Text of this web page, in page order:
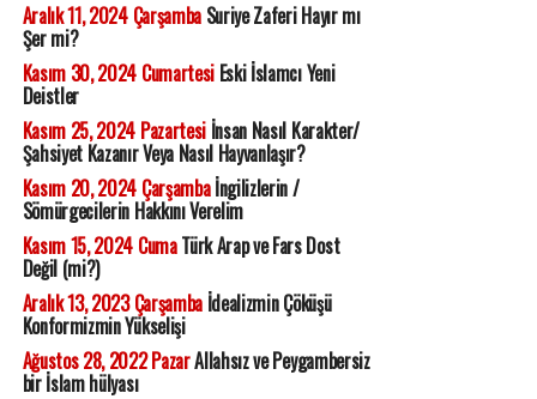
Aralık 11, 2024 ÇarşambaSuriye Zaferi Hayır mı
Şer mi?
Kasım 30, 2024 CumartesiEski İslamcı Yeni
Deistler
Kasım 25, 2024 Pazartesiİnsan Nasıl Karakter/
Şahsiyet Kazanır Veya Nasıl Hayvanlaşır?
Kasım 20, 2024 Çarşambaİngilizlerin /
Sömürgecilerin Hakkını Verelim
Kasım 15, 2024 CumaTürk Arap ve Fars Dost
Değil (mi?)
Aralık 13, 2023 Çarşambaİdealizmin Çöküşü
Konformizmin Yükselişi
Ağustos 28, 2022 PazarAllahsız ve Peygambersiz
bir İslam hülyası